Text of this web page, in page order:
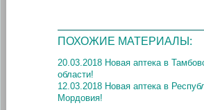
ПОХОЖИЕ МАТЕРИАЛЫ:
20.03.2018 Новая аптека в
области!
12.03.2018 Новая аптека в
Мордовия!